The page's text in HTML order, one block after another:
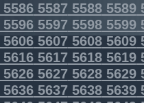
5587 55885589
5597 55985599
560756085609
561756185619
562756285629
563756385639